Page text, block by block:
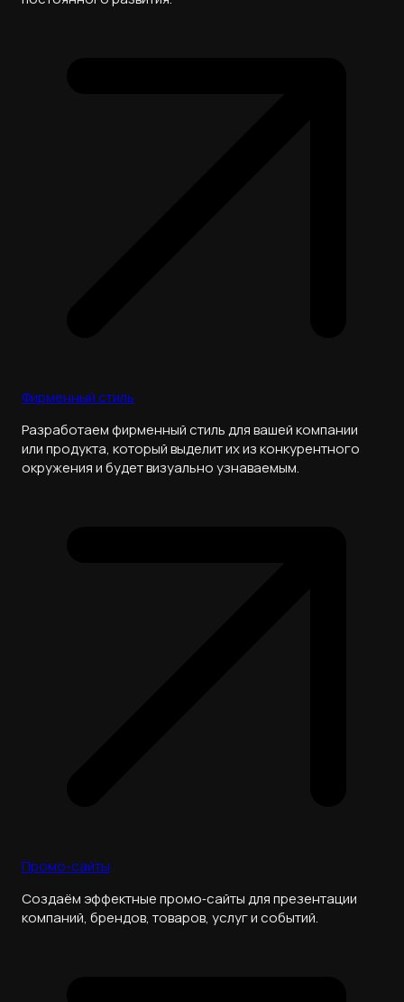
Фирменный стиль
Разработаем фирменный стиль для вашей компании
или продукта, который выделит их из конкурентного
окружения и будет визуально узнаваемым.
Промо-сайты
Создаём эффектные промо‑сайты для презентации
компаний, брендов, товаров, услуг и событий.